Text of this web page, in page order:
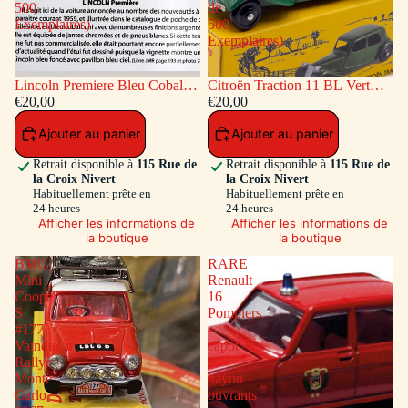
500
Exemplaires)
Lincoln Premiere Bleu Cobalt
(Série de 500 Exemplaires)
€20,00
Ajouter au panier
Retrait disponible à 115 Rue de
la Croix Nivert
Habituellement prête en
24 heures
Afficher les informations de
la boutique
de
500
Exemplaires)
Citroën Traction 11 BL Vert
(Série de 500 Exemplaires)
€20,00
Ajouter au panier
Retrait disponible à 115 Rue de
la Croix Nivert
Habituellement prête en
24 heures
Afficher les informations de
la boutique
BMC
Mini
Cooper
S
#177
Vainqueur
Rallye
Monte
Carlo
RARE
Renault
16
Pompiers
-
capot
et
hayon
ouvrants